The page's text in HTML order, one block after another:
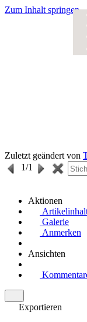
Zum Inhalt springen
Zuletzt geändert von
1/1
Aktionen
Galerie
Anmerken
Ansichten
Exportieren